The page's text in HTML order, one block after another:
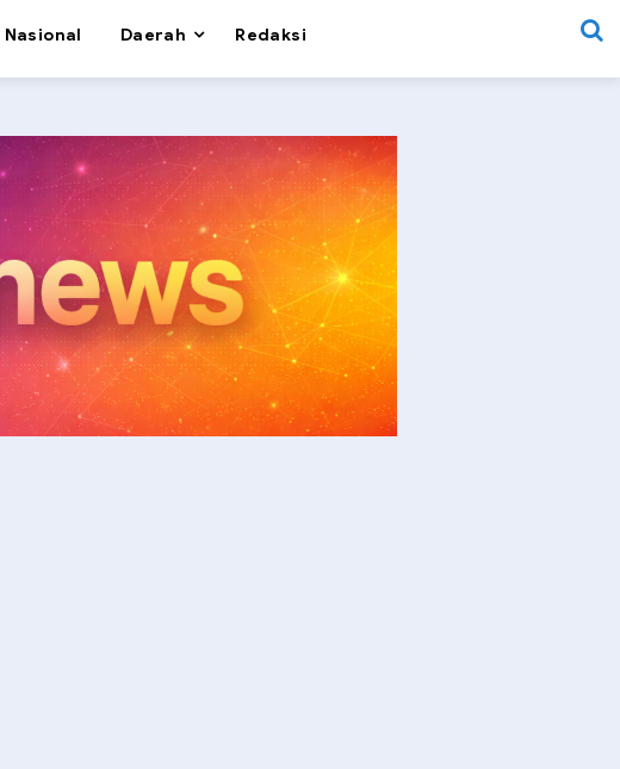
Nasional Daerah Redaksi